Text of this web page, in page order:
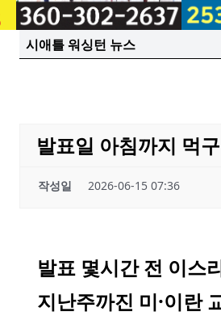
시애틀 워싱턴 뉴스
발표일 아침까지 먹
작성일 2026-06-15 07:36
발표 몇시간 전 이스
지난주까진 미·이란